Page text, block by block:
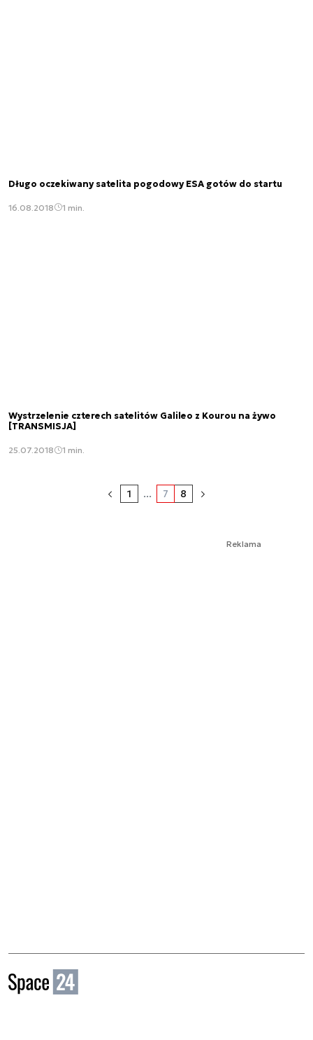
Długo oczekiwany satelita pogodowy ESA gotów do startu
16.08.2018 1 min.
Wystrzelenie czterech satelitów Galileo z Kourou na żywo
[TRANSMISJA]
25.07.2018 1 min.
1 ... 7 8
Reklama